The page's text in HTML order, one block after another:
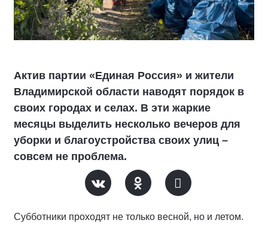
Актив партии «Единая Россия» и жители
Владимирской области наводят порядок в
своих городах и селах. В эти жаркие
месяцы выделить несколько вечеров для
уборки и благоустройства своих улиц –
совсем не проблема.
Субботники проходят не только весной, но и летом.